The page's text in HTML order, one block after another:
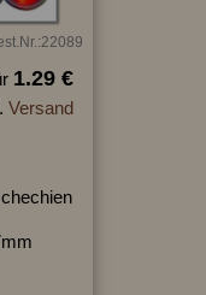
1.29 €
Versand